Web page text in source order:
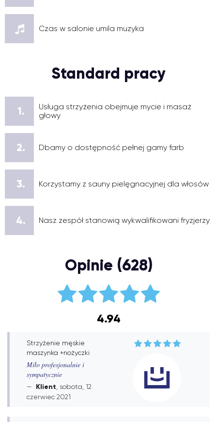
Czas w salonie umila muzyka
Standard pracy
1.
Usługa strzyżenia obejmuje mycie i masaż
głowy
2. Dbamy o dostępność pełnej gamy farb
3. Korzystamy z sauny pielęgnacyjnej dla włosów
4. Nasz zespół stanowią wykwalifikowani fryzjerzy
Opinie (628)
4.94
Strzyżenie męskie
maszynka +nożyczki
Miło profesjonalnie i
sympatycznie
Klient , sobota, 12
czerwiec 2021